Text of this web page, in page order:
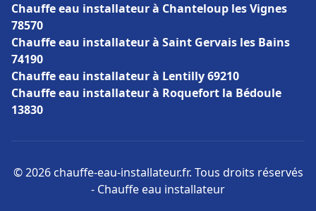
Chauffe eau installateur à Chanteloup les Vignes
78570
Chauffe eau installateur à Saint Gervais les Bains
74190
Chauffe eau installateur à Lentilly 69210
Chauffe eau installateur à Roquefort la Bédoule
13830
© 2026 chauffe-eau-installateur.fr. Tous droits réservés
- Chauffe eau installateur